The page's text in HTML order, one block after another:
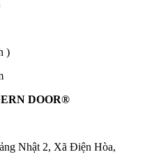
)
DOOR®
Nhật 2, Xã Điện Hòa,